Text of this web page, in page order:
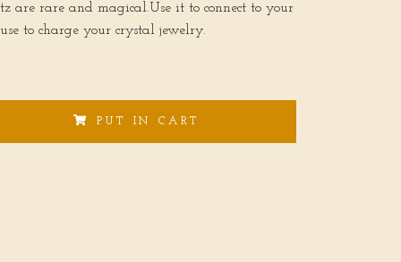
are rare and magical.Use it to connect to your
to charge your crystal jewelry.
PUT IN CART